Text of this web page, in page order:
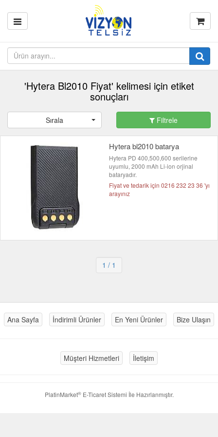
'Hytera Bl2010 Fiyat' kelimesi için etiket
sonuçları
Sırala Filtrele
Hytera bl2010 batarya
Hytera PD 400,500,600 serilerine
uyumlu, 2000 mAh Li-ion orjinal
bataryadır.
Fiyat ve tedarik için 0216 232 23 36 'yı
arayınız
1 / 1
Ana Sayfa İndirimli Ürünler En Yeni Ürünler Bize Ulaşın
Müşteri Hizmetleri İletişim
PlatinMarket®E-Ticaret Sistemi İle Hazırlanmıştır.